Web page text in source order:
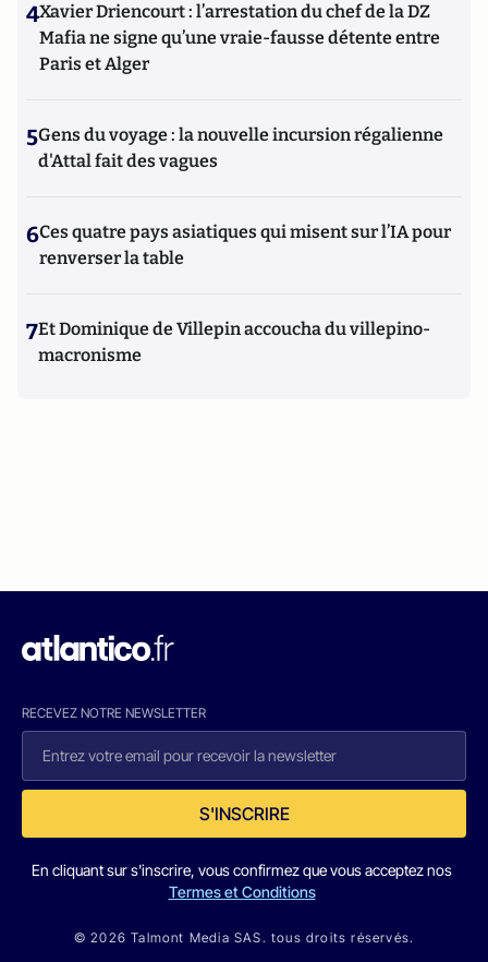
4Xavier Driencourt : l’arrestation du chef de la DZ
Mafia ne signe qu’une vraie-fausse détente entre
Paris et Alger
5Gens du voyage : la nouvelle incursion régalienne
d'Attal fait des vagues
6Ces quatre pays asiatiques qui misent sur l’IA pour
renverser la table
7Et Dominique de Villepin accoucha du villepino-
macronisme
RECEVEZ NOTRE NEWSLETTER
S'INSCRIRE
En cliquant sur s'inscrire, vous confirmez que vous acceptez nos
Termes et Conditions
© 2026 Talmont Media SAS. tous droits réservés.